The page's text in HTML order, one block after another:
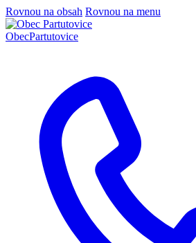
Rovnou na obsah Rovnou na menu
ObecPartutovice